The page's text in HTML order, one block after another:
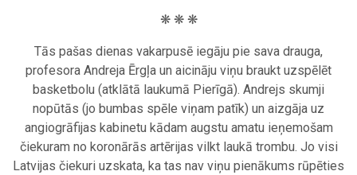
❋ ❋ ❋
Tās pašas dienas vakarpusē iegāju pie sava drauga,
profesora Andreja Ērgļa un aicināju viņu braukt uzspēlēt
basketbolu (atklātā laukumā Pierīgā). Andrejs skumji
nopūtās (jo bumbas spēle viņam patīk) un aizgāja uz
angiogrāfijas kabinetu kādam augstu amatu ieņemošam
čiekuram no koronārās artērijas vilkt laukā trombu. Jo visi
Latvijas čiekuri uzskata, ka tas nav viņu pienākums rūpēties